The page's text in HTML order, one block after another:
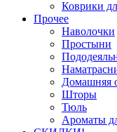
Коврики
Прочее
Наволочки
Простыни
Домашняя
Шторы
Тюль
Ароматы